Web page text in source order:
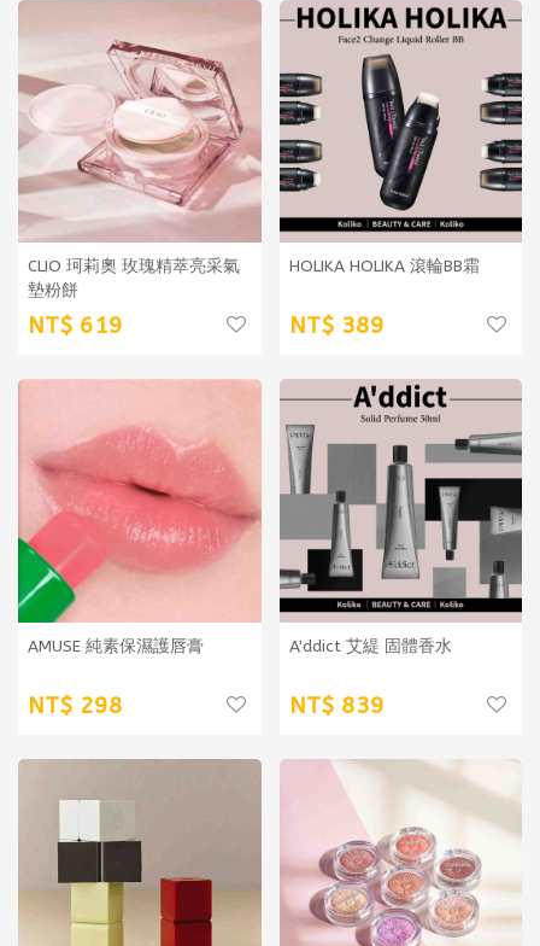
CLIO 珂莉奧 玫瑰精萃亮采氣
墊粉餅
619
HOLIKA HOLIKA 滾輪BB霜
389
AMUSE 純素保濕護唇膏
298
A'ddict 艾緹 固體香水
839